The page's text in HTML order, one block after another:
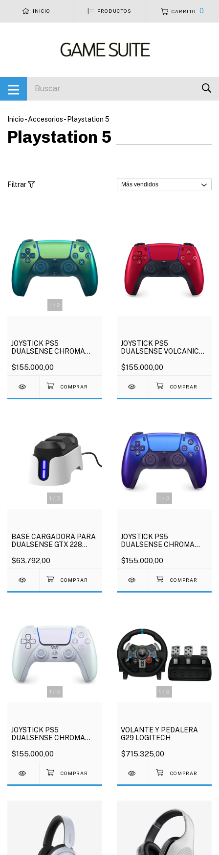
INICIO PRODUCTOS CARRITO 0
Inicio- Accesorios- Playstation 5
Playstation 5
Filtrar
1 / 2
JOYSTICK PS5
DUALSENSE CHROMA
$155.000,00
JOYSTICK PS5
DUALSENSE VOLCANIC
$155.000,00
1 / 3
BASE CARGADORA PARA
DUALSENSE GTX 228
$63.792,00
1 / 3
JOYSTICK PS5
DUALSENSE CHROMA
$155.000,00
1 / 3
JOYSTICK PS5
DUALSENSE CHROMA
$155.000,00
1 / 3
VOLANTE Y PEDALERA
G29 LOGITECH
$715.325,00